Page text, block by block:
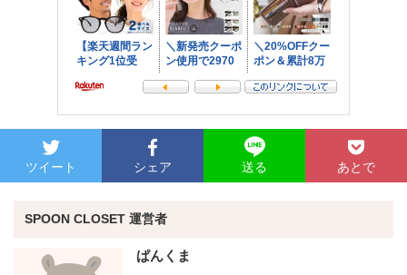
ツイート シェア 送る あとで
SPOON CLOSET 運営者
ぱんくま